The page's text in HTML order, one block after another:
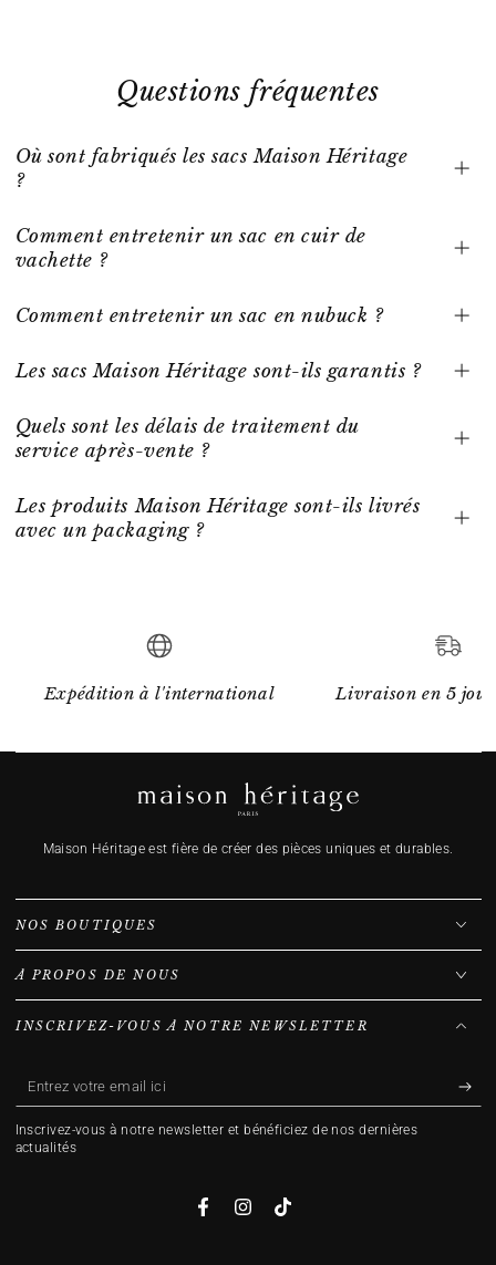
Questions fréquentes
Où sont fabriqués les sacs Maison Héritage
?
Comment entretenir un sac en cuir de
vachette ?
Comment entretenir un sac en nubuck ?
Les sacs Maison Héritage sont-ils garantis ?
Quels sont les délais de traitement du
service après-vente ?
Les produits Maison Héritage sont-ils livrés
avec un packaging ?
Expédition à l'international Livraison en 5
Maison Héritage est fière de créer des pièces uniques et durables.
NOS BOUTIQUES
À PROPOS DE NOUS
INSCRIVEZ-VOUS À NOTRE NEWSLETTER
Entrez
votre
email
Inscrivez-vous à notre newsletter et bénéficiez de nos dernières
actualités
FacebookInstagramTikTok